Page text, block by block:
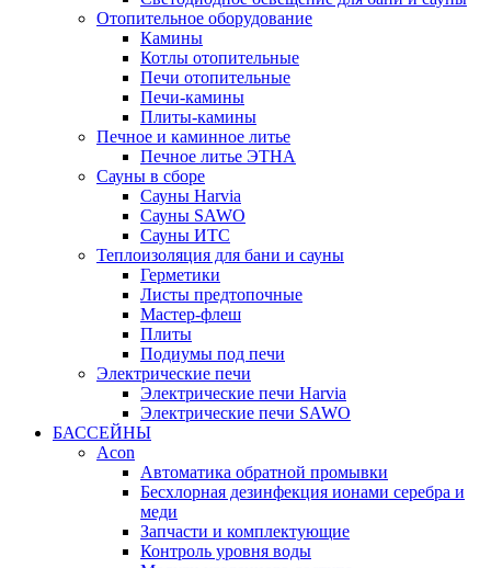
Отопительное оборудование
Камины
Котлы отопительные
Печи отопительные
Печи-камины
Плиты-камины
Печное и каминное литье
Печное литье ЭТНА
Сауны в сборе
Cауны Harvia
Сауны SAWO
Сауны ИТС
Теплоизоляция для бани и сауны
Герметики
Листы предтопочные
Мастер-флеш
Плиты
Подиумы под печи
Электрические печи
Электрические печи Harvia
Электрические печи SAWO
БАССЕЙНЫ
Acon
Автоматика обратной промывки
Беcхлорная дезинфекция ионами серебра и
меди
Запчасти и комплектующие
Контроль уровня воды